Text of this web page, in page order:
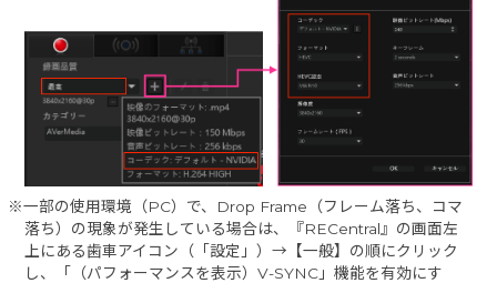
※一部の使用環境（PC）で、Drop Frame（フレーム落ち、コマ
落ち）の現象が発生している場合は、『RECentral』の画面左
上にある歯車アイコン（「設定」）→【一般】の順にクリック
し、「（パフォーマンスを表示）V-SYNC」機能を有効にす